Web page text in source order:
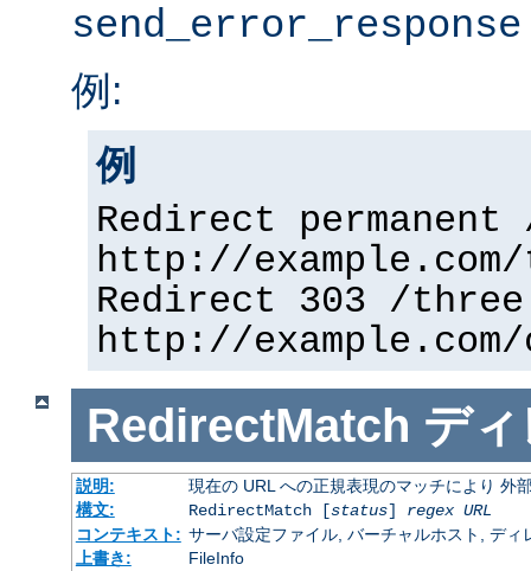
send_error_response
例:
例
Redirect permanent
http://example.com/
Redirect 303 /three
http://
RedirectMatch デ
説明:
現在の URL への正規表現のマッチにより 外
構文:
RedirectMatch [status] regex URL
コンテキスト: サーバ設定ファイル, バーチャルホスト, ディ
上書き:
FileInfo